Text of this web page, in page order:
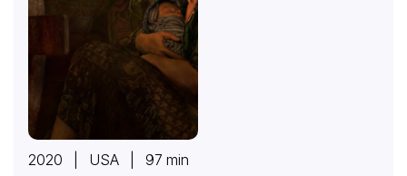
2020 | USA | 97 min